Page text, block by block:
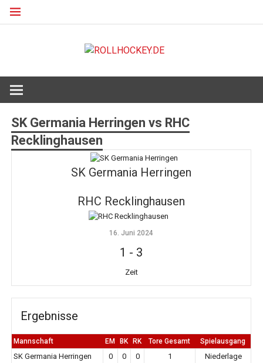
Zum
SK Germania Herringen vs RHC
Recklinghausen
SK Germania Herringen
RHC Recklinghausen
16. Juni 2024
1 - 3
Zeit
Ergebnisse
Mannschaft EM BK RK Tore Gesamt Spielausgang
SK Germania Herringen 0 0 0 1
Niederlage